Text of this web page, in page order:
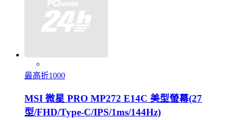
最高折1000
MSI 微星 PRO MP272 E14C 美型螢幕(27
型/FHD/Type-C/IPS/1ms/144Hz)